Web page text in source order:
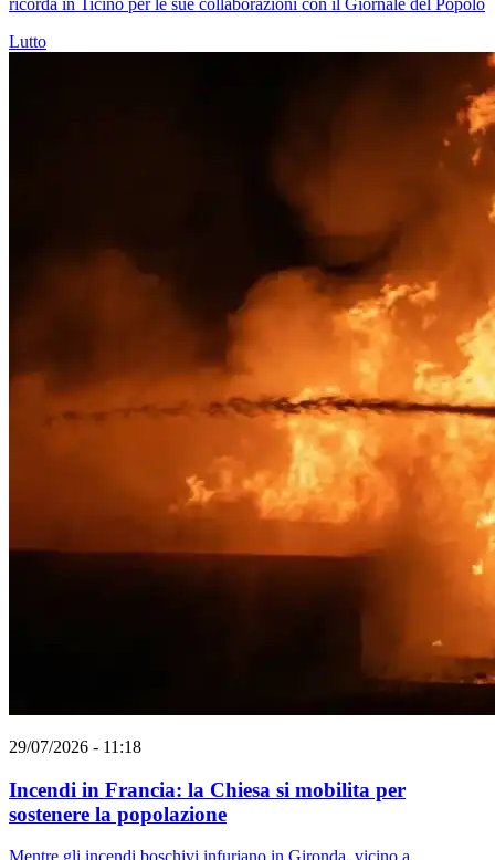
ricorda in Ticino per le sue collaborazioni con il Giornale del Popolo
Lutto
29/07/2026 - 11:18
Incendi in Francia: la Chiesa si mobilita per
sostenere la popolazione